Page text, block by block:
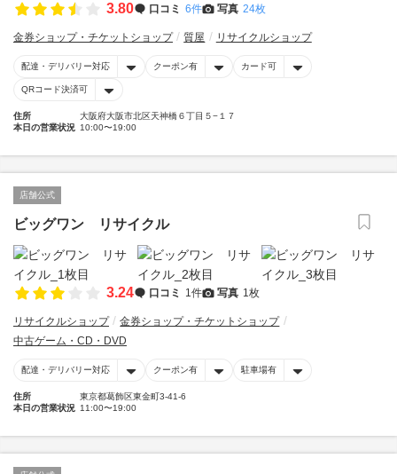
3.80 口コミ 6件 写真 24枚
金券ショップ・チケットショップ 質屋 リサイクルショップ
配達・デリバリー対応 クーポン有 カード可
QRコード決済可
住所
大阪府大阪市北区天神橋６丁目５−１７
本日の営業状況 10:00〜19:00
店舗公式
ビッグワン リサイクル
3.24 口コミ 1件 写真 1枚
リサイクルショップ
金券ショップ・チケットショップ
中古ゲーム・CD・DVD
配達・デリバリー対応 クーポン有 駐車場有
住所
東京都葛飾区東金町3-41-6
本日の営業状況 11:00〜19:00